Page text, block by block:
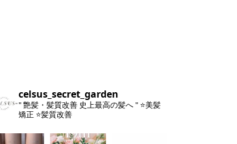
celsus_secret_garden
" 艶髪・髪質改善 史上最高の髪へ " ⭐️美髪
矯正 ⭐️髪質改善